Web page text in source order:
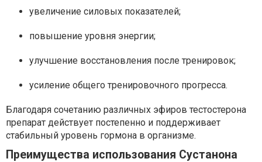
увеличение силовых показателей;
повышение уровня энергии;
улучшение восстановления после тренировок;
усиление общего тренировочного прогресса.
Благодаря сочетанию различных эфиров тестостерона
препарат действует постепенно и поддерживает
стабильный уровень гормона в организме.
Преимущества использования Сустанона